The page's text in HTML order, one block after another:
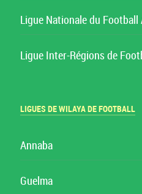
Ligue Nationale du Football
Ligue Inter-Régions de
LIGUES DE WILAYA DE FOOTBALL
Annaba
Guelma